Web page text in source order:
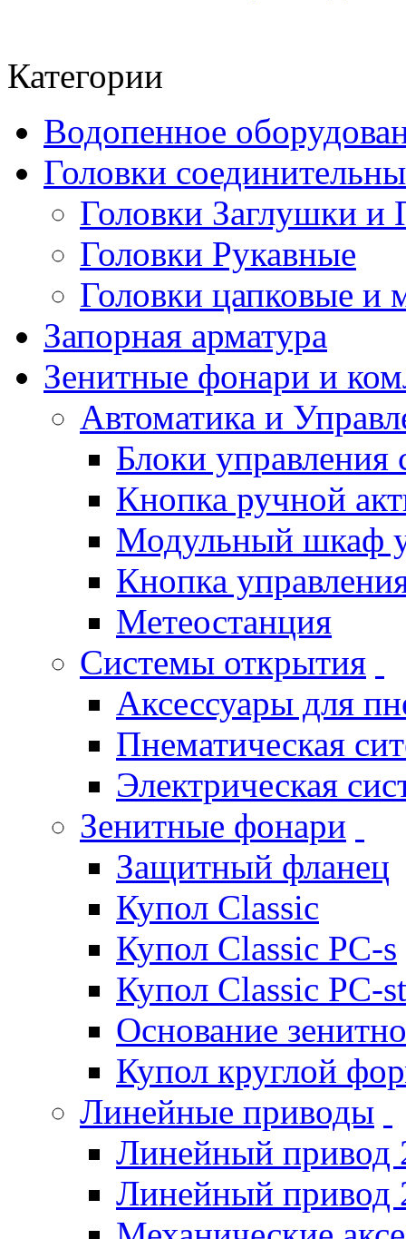
Категории
Водопенное
Головки
Головки Заглушки и
Головки Рукавные
Головки цапковые и
Запорная арматура
Зенитные фонари и
Автоматика и
Блоки
Кнопка ручной
Модульный шкаф
Кнопка
Метеостанция
Системы открытия
Аксессуары для
Пнематическая
Электрическая
Зенитные фонари
Защитный фланец
Купол Classic
Купол Classic PC-s
Купол Classic PC-st
Основание
Купол круглой
Линейные приводы
Линейный привод
Линейный привод